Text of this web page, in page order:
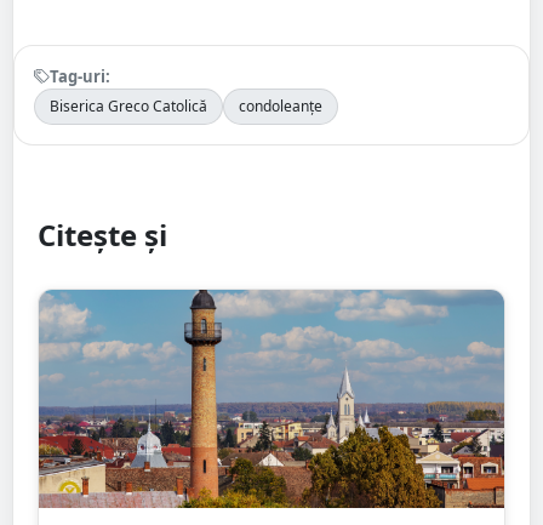
Tag-uri:
Biserica Greco Catolică condoleanțe
Citește și